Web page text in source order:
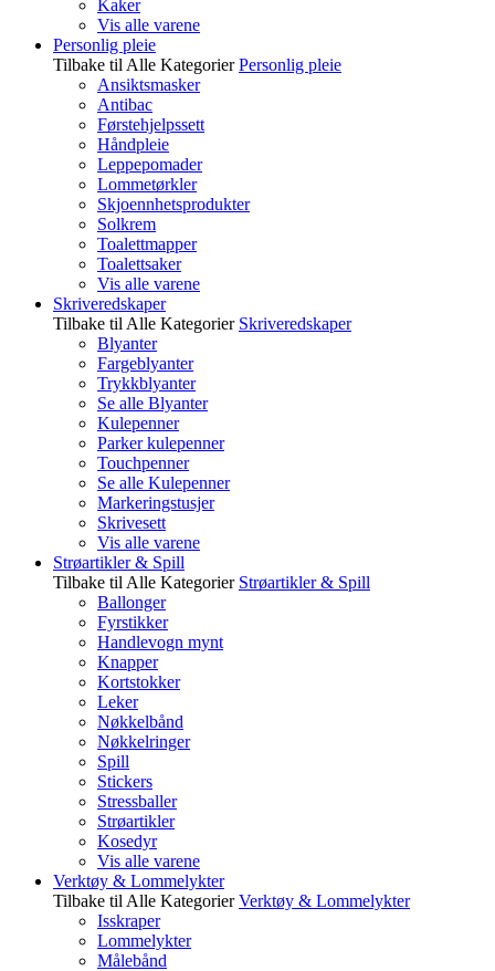
Kaker
Vis alle varene
Personlig pleie
Tilbake til Alle Kategorier Personlig pleie
Ansiktsmasker
Antibac
Førstehjelpssett
Håndpleie
Leppepomader
Lommetørkler
Skjoennhetsprodukter
Solkrem
Toalettmapper
Toalettsaker
Vis alle varene
Skriveredskaper
Tilbake til Alle Kategorier Skriveredskaper
Blyanter
Fargeblyanter
Trykkblyanter
Se alle Blyanter
Kulepenner
Parker kulepenner
Touchpenner
Se alle Kulepenner
Markeringstusjer
Skrivesett
Vis alle varene
Strøartikler & Spill
Tilbake til Alle Kategorier Strøartikler & Spill
Ballonger
Fyrstikker
Handlevogn mynt
Knapper
Kortstokker
Leker
Nøkkelbånd
Nøkkelringer
Spill
Stickers
Stressballer
Strøartikler
Kosedyr
Vis alle varene
Verktøy & Lommelykter
Tilbake til Alle Kategorier Verktøy & Lommelykter
Isskraper
Lommelykter
Målebånd